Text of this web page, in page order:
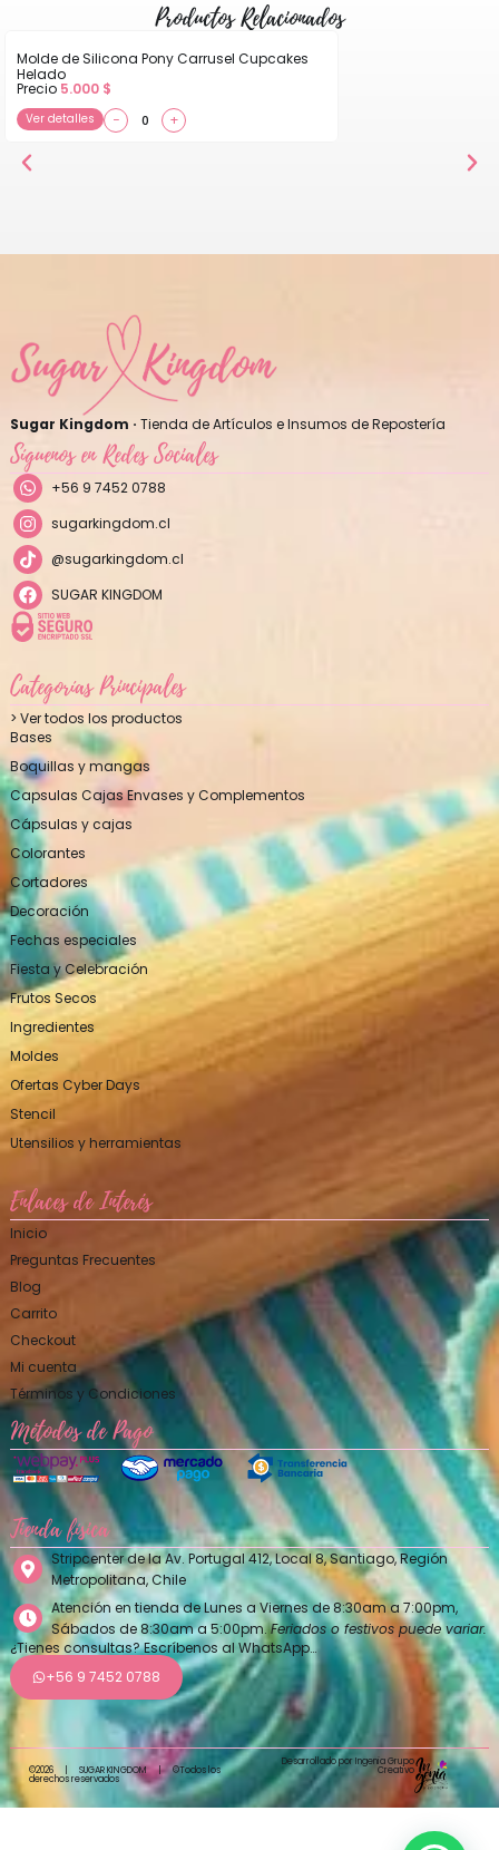
Productos Relacionados
Molde de Silicona Pony Carrusel Cupcakes
Helado
Precio 5.000 $
Ver detalles − +
Sugar Kingdom · Tienda de Artículos e Insumos de Repostería
Síguenos en Redes Sociales
+56 9 7452 0788
sugarkingdom.cl
@sugarkingdom.cl
SUGAR KINGDOM
Categorías Principales
> Ver todos los productos
Bases
Boquillas y mangas
Capsulas Cajas Envases y Complementos
Cápsulas y cajas
Colorantes
Cortadores
Decoración
Fechas especiales
Fiesta y Celebración
Frutos Secos
Ingredientes
Moldes
Ofertas Cyber Days
Stencil
Utensilios y herramientas
Enlaces de Interés
Inicio
Preguntas Frecuentes
Blog
Carrito
Checkout
Mi cuenta
Términos y Condiciones
Métodos de Pago
Tienda física
Stripcenter de la Av. Portugal 412, Local 8, Santiago, Región
Metropolitana, Chile
Atención en tienda de Lunes a Viernes de 8:30am a 7:00pm,
Sábados de 8:30am a 5:00pm.Feriados o festivos puede variar.
¿Tienes consultas? Escríbenos al WhatsApp…
+56 9 7452 0788
©2026 SUGAR KINGDOM | ©Todos los
derechos reservados
Desarrollado por Ingenia Grupo
Creativo